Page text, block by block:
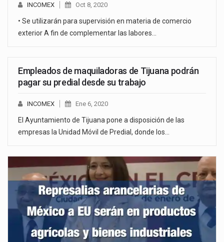
INCOMEX Oct 8, 2020
• Se utilizarán para supervisión en materia de comercio
exterior A fin de complementar las labores…
Empleados de maquiladoras de Tijuana podrán
pagar su predial desde su trabajo
INCOMEX Ene 6, 2020
El Ayuntamiento de Tijuana pone a disposición de las
empresas la Unidad Móvil de Predial, donde los…